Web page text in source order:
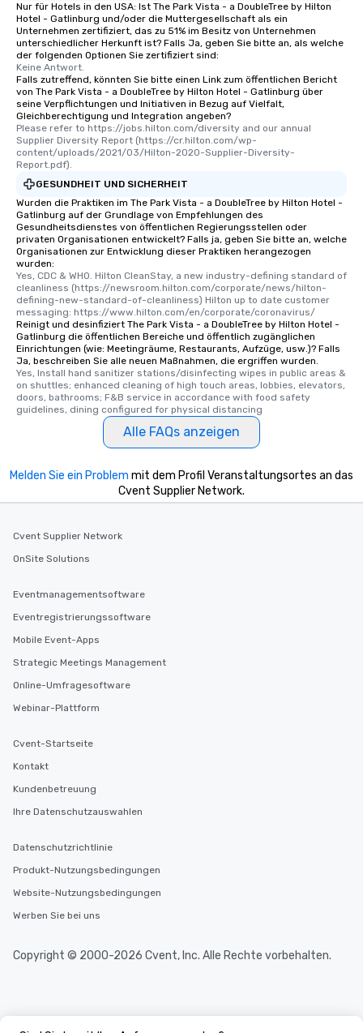
Nur für Hotels in den USA: Ist The Park Vista - a DoubleTree by Hilton
Hotel - Gatlinburg und/oder die Muttergesellschaft als ein
Unternehmen zertifiziert, das zu 51% im Besitz von Unternehmen
unterschiedlicher Herkunft ist? Falls Ja, geben Sie bitte an, als welche
der folgenden Optionen Sie zertifiziert sind:
Keine Antwort.
Falls zutreffend, könnten Sie bitte einen Link zum öffentlichen Bericht
von The Park Vista - a DoubleTree by Hilton Hotel - Gatlinburg über
seine Verpflichtungen und Initiativen in Bezug auf Vielfalt,
Gleichberechtigung und Integration angeben?
Please refer to https://jobs.hilton.com/diversity and our annual
Supplier Diversity Report (https://cr.hilton.com/wp-
content/uploads/2021/03/Hilton-2020-Supplier-Diversity-
Report.pdf).
GESUNDHEIT UND SICHERHEIT
Wurden die Praktiken im The Park Vista - a DoubleTree by Hilton Hotel -
Gatlinburg auf der Grundlage von Empfehlungen des
Gesundheitsdienstes von öffentlichen Regierungsstellen oder
privaten Organisationen entwickelt? Falls ja, geben Sie bitte an, welche
Organisationen zur Entwicklung dieser Praktiken herangezogen
wurden:
Yes, CDC & WHO. Hilton CleanStay, a new industry-defining standard of
cleanliness (https://newsroom.hilton.com/corporate/news/hilton-
defining-new-standard-of-cleanliness) Hilton up to date customer
messaging: https://www.hilton.com/en/corporate/coronavirus/
Reinigt und desinfiziert The Park Vista - a DoubleTree by Hilton Hotel -
Gatlinburg die öffentlichen Bereiche und öffentlich zugänglichen
Einrichtungen (wie: Meetingräume, Restaurants, Aufzüge, usw.)? Falls
Ja, beschreiben Sie alle neuen Maßnahmen, die ergriffen wurden.
Yes, Install hand sanitizer stations/disinfecting wipes in public areas &
on shuttles; enhanced cleaning of high touch areas, lobbies, elevators,
doors, bathrooms; F&B service in accordance with food safety
guidelines, dining configured for physical distancing
Alle FAQs anzeigen
Melden Sie ein Problem mit dem Profil Veranstaltungsortes an das
Cvent Supplier Network.
Cvent Supplier Network
OnSite Solutions
Eventmanagementsoftware
Eventregistrierungssoftware
Mobile Event-Apps
Strategic Meetings Management
Online-Umfragesoftware
Webinar-Plattform
Cvent-Startseite
Kontakt
Kundenbetreuung
Ihre Datenschutzauswahlen
Datenschutzrichtlinie
Produkt-Nutzungsbedingungen
Website-Nutzungsbedingungen
Werben Sie bei uns
Copyright © 2000-2026 Cvent, Inc. Alle Rechte vorbehalten.